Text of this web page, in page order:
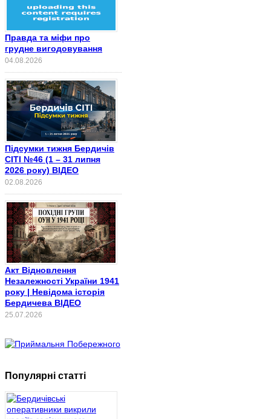
Правда та міфи про
грудне вигодовування
04.08.2026
Підсумки тижня Бердичів
СІТІ №46 (1 – 31 липня
2026 року) ВІДЕО
02.08.2026
Акт Відновлення
Незалежності України 1941
року | Невідома історія
Бердичева ВІДЕО
25.07.2026
Популярні статті